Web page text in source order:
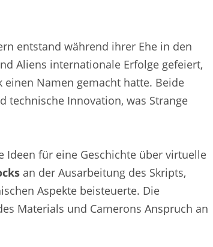
entstand während ihrer Ehe in den
Aliens internationale Erfolge gefeiert,
Namen gemacht hatte. Beide
technische Innovation, was Strange
Ideen für eine Geschichte über virtuelle
an der Ausarbeitung des Skripts,
Aspekte beisteuerte. Die
Materials und Camerons Anspruch an